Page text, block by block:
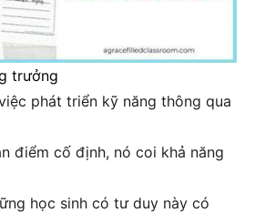
trưởng
phát triển kỹ năng thông qua
điểm cố định, nó coi khả năng
học sinh có tư duy này có